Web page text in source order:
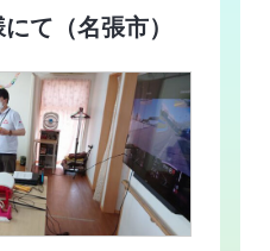
て（名張市）